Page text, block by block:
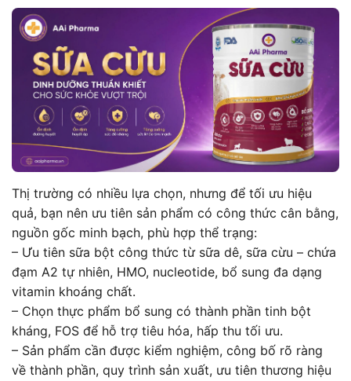
Thị trường có nhiều lựa chọn, nhưng để tối ưu hiệu
quả, bạn nên ưu tiên sản phẩm có công thức cân bằng,
nguồn gốc minh bạch, phù hợp thể trạng:
– Ưu tiên sữa bột công thức từ sữa dê, sữa cừu – chứa
đạm A2 tự nhiên, HMO, nucleotide, bổ sung đa dạng
vitamin khoáng chất.
– Chọn thực phẩm bổ sung có thành phần tinh bột
kháng, FOS để hỗ trợ tiêu hóa, hấp thu tối ưu.
– Sản phẩm cần được kiểm nghiệm, công bố rõ ràng
về thành phần, quy trình sản xuất, ưu tiên thương hiệu